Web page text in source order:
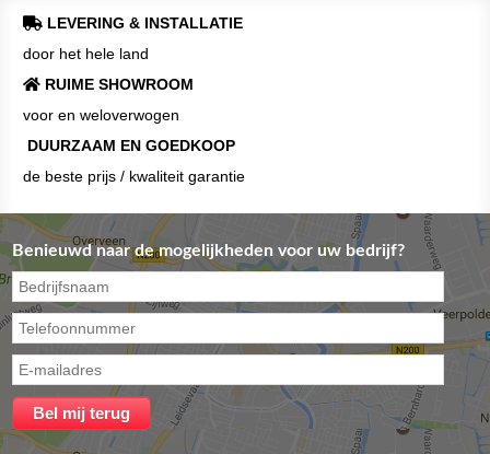
LEVERING & INSTALLATIE
door het hele land
RUIME SHOWROOM
voor en weloverwogen
DUURZAAM EN GOEDKOOP
de beste prijs / kwaliteit garantie
Benieuwd naar de mogelijkheden voor uw bedrijf?